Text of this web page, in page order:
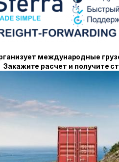
международные
Закажите расчет и получите